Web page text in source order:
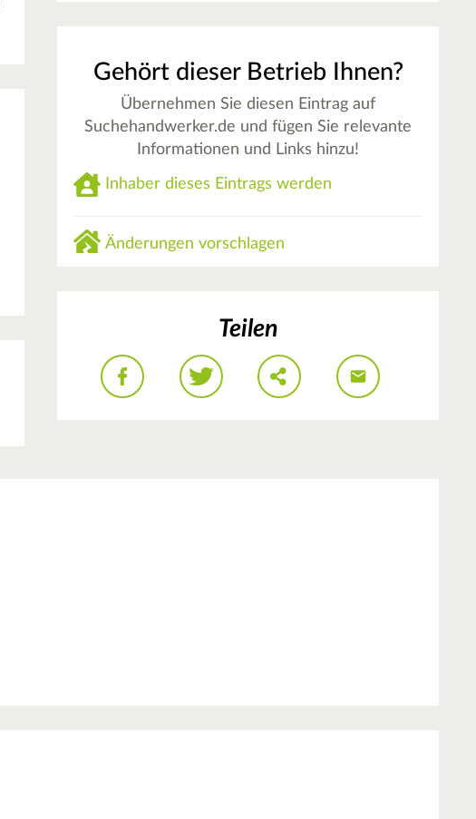
Gehört dieser Betrieb Ihnen?
Übernehmen Sie diesen Eintrag auf
Suchehandwerker.de und fügen Sie relevante
Informationen und Links hinzu!
Inhaber dieses Eintrags werden
Änderungen vorschlagen
Teilen